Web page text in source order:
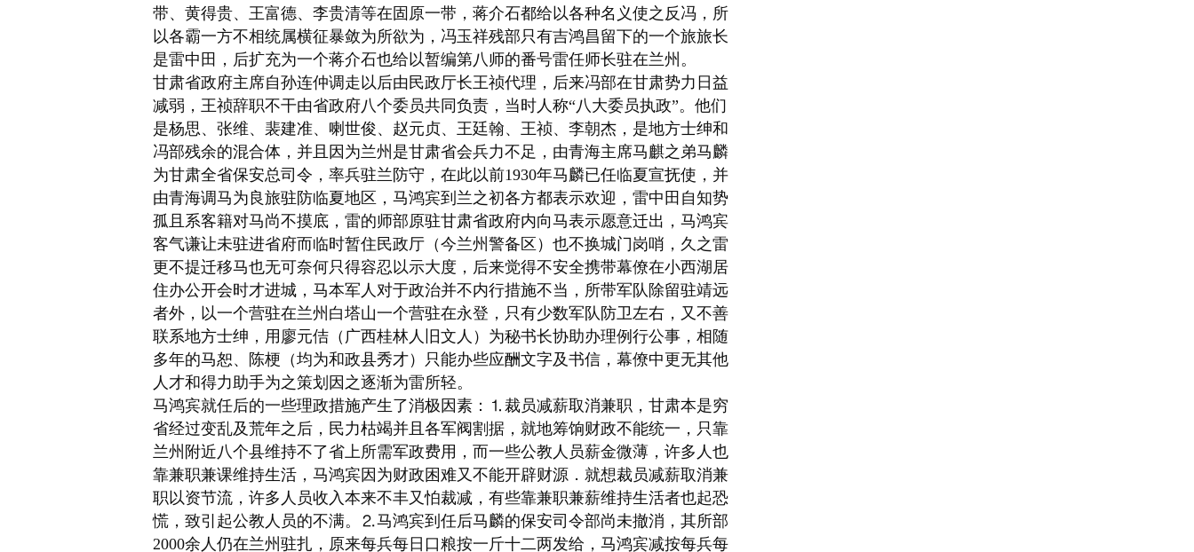
带、黄得贵、 王富德、李贵清等在固原一带，蒋介石都给以各种名义使之反冯，所
以各霸一方不相统属横征暴敛为所欲为，冯玉祥残部只有吉鸿昌留下的一个旅旅长
是雷中田，后扩充为一个蒋介石也给以暂编第八师的番号雷任师长驻在兰州。
甘肃省政府主席自孙连仲调走以后由民政厅长王祯代理，后来冯部在甘肃势力日益
减弱，王祯辞职不干由省政府八个委员共同负责，当时人称“八大委员执政”。他们
是杨思、 张维、 裴建准、喇世俊、 赵元贞、王廷翰、王祯、李朝杰，是地方士绅和
冯部残余的混合体，并且因为兰州是甘肃省会兵力不足，由青海主席马麒之弟马麟
为甘肃全省保安总司令，率兵驻兰防守，在此以前1930年马麟已任临夏宣抚使 ，并
由青海调马为良旅驻防临夏地区，马鸿宾到兰之初各方都表示欢迎，雷中田自知势
孤且系客籍对马尚不摸底，雷的师部原驻甘肃省政府内向马表示愿意迁出，马鸿宾
客气谦让未驻进省府而临时暂住民政厅（今兰州 警备区 ）也不换城门岗哨，久之雷
更不提迁移马也无可奈何只得容忍以示大度，后来觉得不安全携带幕僚在小西湖 居
住办公开会时才进城，马本军人对于政治并不内行措施不当，所带军队除留驻靖远
者外，以一个营驻在兰州白塔山一个营驻在永登，只有少数军队防卫左右，又不善
联系地方士绅，用廖元佶（广西桂林人旧文人）为秘书长协助办理例行公事，相随
多年的马恕、陈梗（均为和政县秀才）只能办些应酬文字及书信，幕僚中更无其他
人才和得力助手为之策划因之逐渐为雷所轻。
马鸿宾就任后的一些理政措施产生了消极因素：⒈裁员减薪取消兼职，甘肃本是穷
省经过变乱及荒年之后，民力枯竭并且各军阀割据，就地筹饷财政不能统一，只靠
兰州附近八个县维持不了省上所需军政费用，而一些公教人员薪金微薄，许多人也
靠兼职兼课维持生活，马鸿宾因为财政困难又不能开辟财源．就想裁员减薪取消兼
职以资节流，许多人员收入本来不丰又怕裁减，有些靠兼职兼薪维持生活者也起恐
慌，致引起公教人员的不满。⒉马鸿宾到任后马麟的保安司令部尚未撤消，其所部
2000余人仍在兰州驻扎，原来每兵每日口粮按一斤十二两发给，马鸿宾减按每兵每